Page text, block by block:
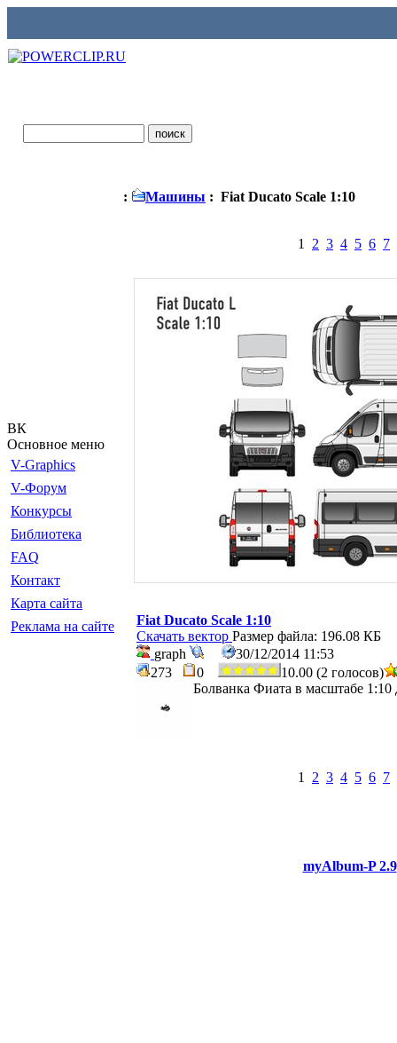
ВК
Основное меню
V-Graphics
V-Форум
Конкурсы
Библиотека
FAQ
Контакт
Карта сайта
Реклама на сайте
: Машины : Fiat Ducato Scale 1:10
1 2 3 4 5 6 7
Fiat Ducato Scale 1:10
Скачать вектор Размер файла: 196.08 КБ
graph
30/12/2014 11:53
273
0
10.00 (2 голосов)
Болванка Фиата в масштабе 1:10
1 2 3 4 5 6 7
myAlbum-P 2.9